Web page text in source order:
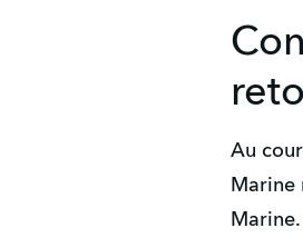
Au
Marine
Marine.